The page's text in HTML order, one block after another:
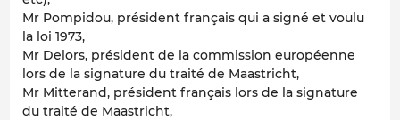
Mr Pompidou, président français qui a signé et voulu
la loi 1973,
Mr Delors, président de la commission européenne
lors de la signature du traité de Maastricht,
Mr Mitterand, président français lors de la signature
du traité de Maastricht,